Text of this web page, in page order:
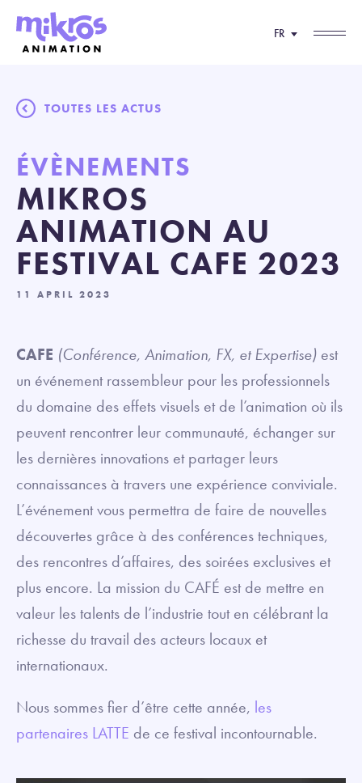
FR
TOUTES LES ACTUS
ÉVÈNEMENTS
MIKROS
ANIMATION AU
FESTIVAL CAFE 2023
11 APRIL 2023
CAFE (Conférence, Animation, FX, et Expertise) est
un événement rassembleur pour les professionnels
du domaine des effets visuels et de l’animation où ils
peuvent rencontrer leur communauté, échanger sur
les dernières innovations et partager leurs
connaissances à travers une expérience conviviale.
L’événement vous permettra de faire de nouvelles
découvertes grâce à des conférences techniques,
des rencontres d’affaires, des soirées exclusives et
plus encore. La mission du CAFÉ est de mettre en
valeur les talents de l’industrie tout en célébrant la
richesse du travail des acteurs locaux et
internationaux.
Nous sommes fier d’être cette année, les
partenaires LATTE de ce festival incontournable.